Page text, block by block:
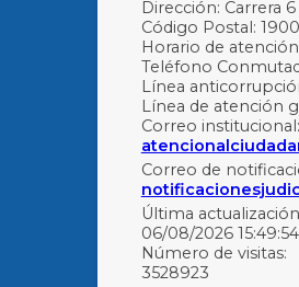
Dirección: Carrera
Código Postal:
Horario de
Teléfono
Línea
Línea de atención
Correo institucional:
Correo de
Última
06/08/2026 15:49:54
Número de visitas:
3528923